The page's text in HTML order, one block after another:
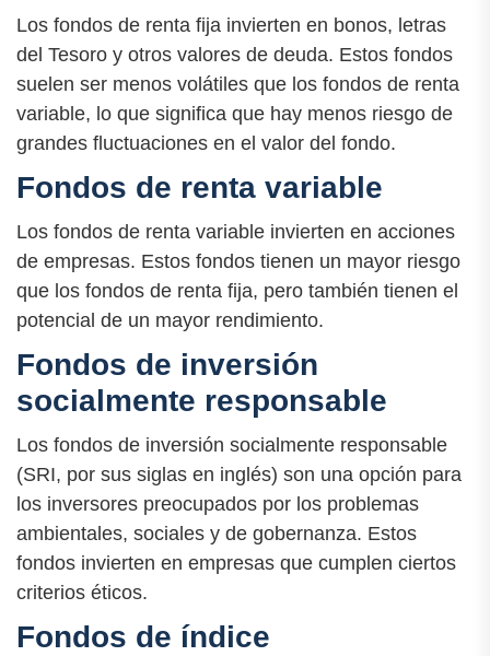
Los fondos de renta fija invierten en bonos, letras
del Tesoro y otros valores de deuda. Estos fondos
suelen ser menos volátiles que los fondos de renta
variable, lo que significa que hay menos riesgo de
grandes fluctuaciones en el valor del fondo.
Fondos de renta variable
Los fondos de renta variable invierten en acciones
de empresas. Estos fondos tienen un mayor riesgo
que los fondos de renta fija, pero también tienen el
potencial de un mayor rendimiento.
Fondos de inversión
socialmente responsable
Los fondos de inversión socialmente responsable
(SRI, por sus siglas en inglés) son una opción para
los inversores preocupados por los problemas
ambientales, sociales y de gobernanza. Estos
fondos invierten en empresas que cumplen ciertos
criterios éticos.
Fondos de índice